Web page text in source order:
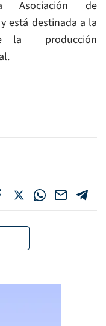
de
está destinada a la
la producción